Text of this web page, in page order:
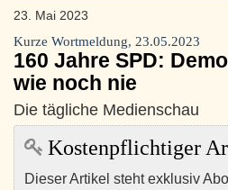
23. Mai 2023
Kurze Wortmeldung, 23.05.2023
160 Jahre SPD:
wie noch nie
Die tägliche Medienschau
Kostenpflichtiger
Dieser Artikel steht exklusiv